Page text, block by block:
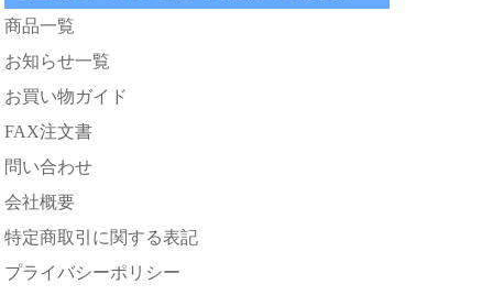
商品一覧
お知らせ一覧
お買い物ガイド
FAX注文書
問い合わせ
会社概要
特定商取引に関する表記
プライバシーポリシー